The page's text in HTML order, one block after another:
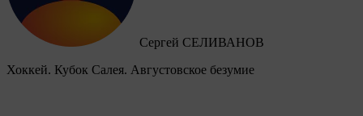
Сергей СЕЛИВАНОВ
Хоккей. Кубок Салея. Августовское безумие